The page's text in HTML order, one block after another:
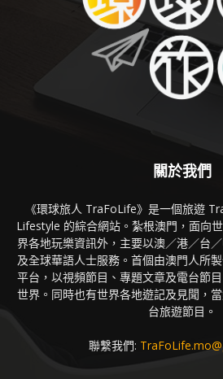
關於我們
《環球旅人 TraFoLife》是一個旅遊
Lifestyle 的綜合網站。紮根澳門，面向
界各地玩樂資訊外，主要以澳／港／台
及全球華語人士服務。首個由澳門人所
平台，以視頻節目、專題文章及電台節
世界。同時也有世界各地遊記及見聞，
台旅遊節目。
聯繫我們: